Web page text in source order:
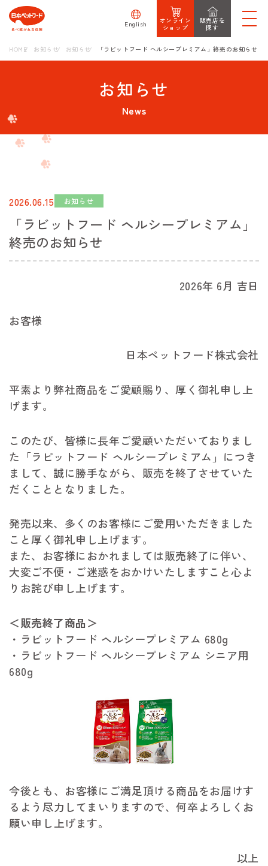
English
オンライン
ショップ
販売店を
探す
HOME お知らせ お知らせ 「ラビットフード ヘルシープレミアム」終売のお知らせ
お知らせ
News
2026.06.15 お知らせ
「ラビットフード ヘルシープレミアム」
終売のお知らせ
2026年 6月 吉日
お客様
日本ペットフード株式会社
平素より弊社商品をご愛顧賜り、厚く御礼申し上
げます。
このたび、皆様に長年ご愛顧いただいておりまし
た「ラビットフード ヘルシープレミアム」につき
まして、誠に勝手ながら、販売を終了させていた
だくこととなりました。
発売以来、多くのお客様にご愛用いただきました
こと厚く御礼申し上げます。
また、お客様におかれましては販売終了に伴い、
大変ご不便・ご迷惑をおかけいたしますこと心よ
りお詫び申し上げます。
＜販売終了商品＞
・ラビットフード ヘルシープレミアム 680g
・ラビットフード ヘルシープレミアム シニア用
680g
今後とも、お客様にご満足頂ける商品をお届けす
るよう尽力してまいりますので、何卒よろしくお
願い申し上げます。
以上